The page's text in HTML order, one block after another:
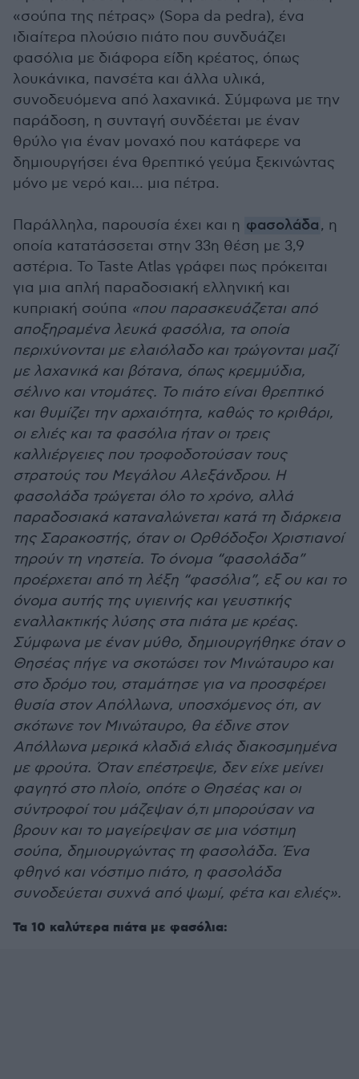
«σούπα της πέτρας» (Sopa da pedra), ένα
ιδιαίτερα πλούσιο πιάτο που συνδυάζει
φασόλια με διάφορα είδη κρέατος, όπως
λουκάνικα, πανσέτα και άλλα υλικά,
συνοδευόμενα από λαχανικά. Σύμφωνα με την
παράδοση, η συνταγή συνδέεται με έναν
θρύλο για έναν μοναχό που κατάφερε να
δημιουργήσει ένα θρεπτικό γεύμα ξεκινώντας
μόνο με νερό και… μια πέτρα.
Παράλληλα, παρουσία έχει και η φασολάδα, η
οποία κατατάσσεται στην 33η θέση με 3,9
αστέρια. Το Taste Atlas γράφει πως πρόκειται
για μια απλή παραδοσιακή ελληνική και
κυπριακή σούπα «που παρασκευάζεται από
αποξηραμένα λευκά φασόλια, τα οποία
περιχύνονται με ελαιόλαδο και τρώγονται μαζί
με λαχανικά και βότανα, όπως κρεμμύδια,
σέλινο και ντομάτες. Το πιάτο είναι θρεπτικό
και θυμίζει την αρχαιότητα, καθώς το κριθάρι,
οι ελιές και τα φασόλια ήταν οι τρεις
καλλιέργειες που τροφοδοτούσαν τους
στρατούς του Μεγάλου Αλεξάνδρου. Η
φασολάδα τρώγεται όλο το χρόνο, αλλά
παραδοσιακά καταναλώνεται κατά τη διάρκεια
της Σαρακοστής, όταν οι Ορθόδοξοι Χριστιανοί
τηρούν τη νηστεία. Το όνομα “φασολάδα”
προέρχεται από τη λέξη “φασόλια”, εξ ου και το
όνομα αυτής της υγιεινής και γευστικής
εναλλακτικής λύσης στα πιάτα με κρέας.
Σύμφωνα με έναν μύθο, δημιουργήθηκε όταν ο
Θησέας πήγε να σκοτώσει τον Μινώταυρο και
στο δρόμο του, σταμάτησε για να προσφέρει
θυσία στον Απόλλωνα, υποσχόμενος ότι, αν
σκότωνε τον Μινώταυρο, θα έδινε στον
Απόλλωνα μερικά κλαδιά ελιάς διακοσμημένα
με φρούτα. Όταν επέστρεψε, δεν είχε μείνει
φαγητό στο πλοίο, οπότε ο Θησέας και οι
σύντροφοί του μάζεψαν ό,τι μπορούσαν να
βρουν και το μαγείρεψαν σε μια νόστιμη
σούπα, δημιουργώντας τη φασολάδα. Ένα
φθηνό και νόστιμο πιάτο, η φασολάδα
συνοδεύεται συχνά από ψωμί, φέτα και ελιές».
Τα 10 καλύτερα πιάτα με φασόλια: